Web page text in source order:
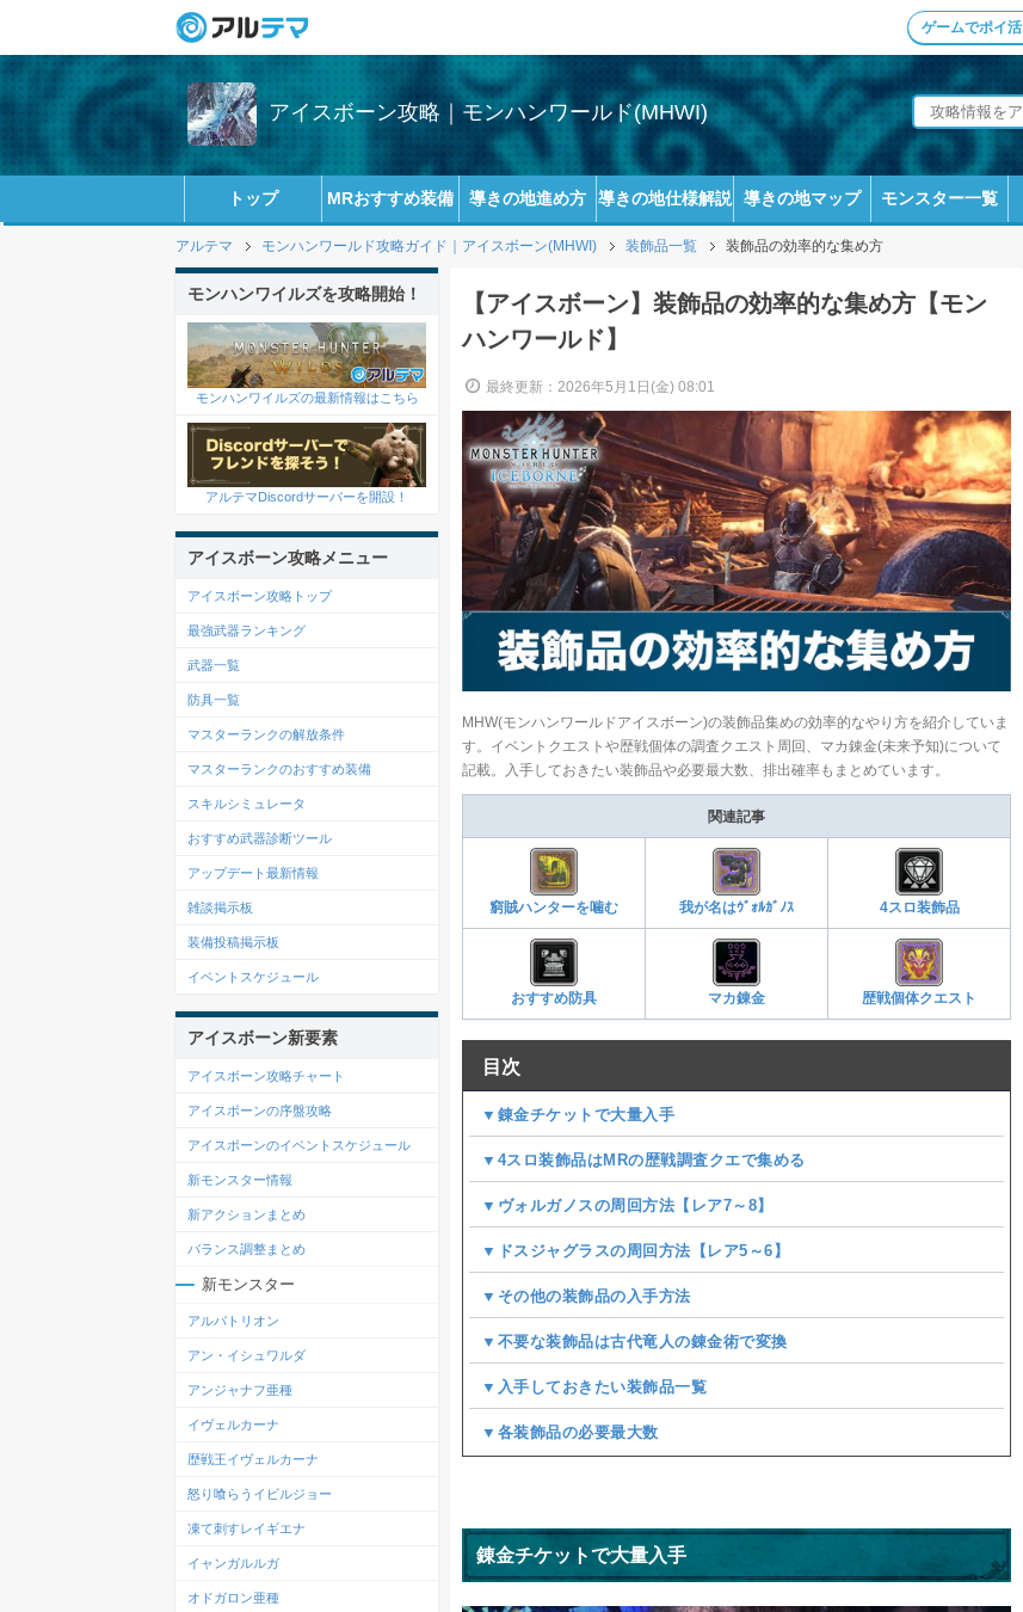
ゲームでポイ活
アイスボーン攻略｜モンハンワールド(MHWI)
トップ MRおすすめ装備 導きの地進め方 導きの地仕様解説 導きの地マップ モンスター一覧
アルテマ モンハンワールド攻略ガイド｜アイスボーン(MHWI) 装飾品一覧 装飾品の効率的な集め方
【アイスボーン】装飾品の効率的な集め方【モン
ハンワールド】
最終更新：2026年5月1日(金) 08:01
MHW(モンハンワールドアイスボーン)の装飾品集めの効率的なやり方を紹介していま
す。イベントクエストや歴戦個体の調査クエスト周回、マカ錬金(未来予知)について
記載。入手しておきたい装飾品や必要最大数、排出確率もまとめています。
関連記事
窮賊ハンターを噛む 我が名はｳﾞｫﾙｶﾞﾉｽ 4スロ装飾品
おすすめ防具 マカ錬金 歴戦個体クエスト
目次
▼錬金チケットで大量入手
▼4スロ装飾品はMRの歴戦調査クエで集める
▼ヴォルガノスの周回方法【レア7～8】
▼ドスジャグラスの周回方法【レア5～6】
▼その他の装飾品の入手方法
▼不要な装飾品は古代竜人の錬金術で変換
▼入手しておきたい装飾品一覧
▼各装飾品の必要最大数
錬金チケットで大量入手
モンハンワイルズを攻略開始！
モンハンワイルズの最新情報はこちら
アルテマDiscordサーバーを開設！
アイスボーン攻略メニュー
アイスボーン攻略トップ
最強武器ランキング
武器一覧
防具一覧
マスターランクの解放条件
マスターランクのおすすめ装備
スキルシミュレータ
おすすめ武器診断ツール
アップデート最新情報
雑談掲示板
装備投稿掲示板
イベントスケジュール
アイスボーン新要素
アイスボーン攻略チャート
アイスボーンの序盤攻略
アイスボーンのイベントスケジュール
新モンスター情報
新アクションまとめ
バランス調整まとめ
新モンスター
アルバトリオン
アン・イシュワルダ
アンジャナフ亜種
イヴェルカーナ
歴戦王イヴェルカーナ
怒り喰らうイビルジョー
凍て刺すレイギエナ
イャンガルルガ
オドガロン亜種